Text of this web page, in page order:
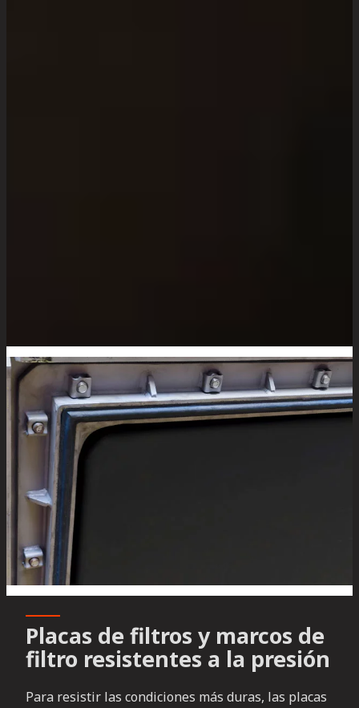
Placas de filtros y marcos de
filtro resistentes a la presión
Para resistir las condiciones más duras, las placas